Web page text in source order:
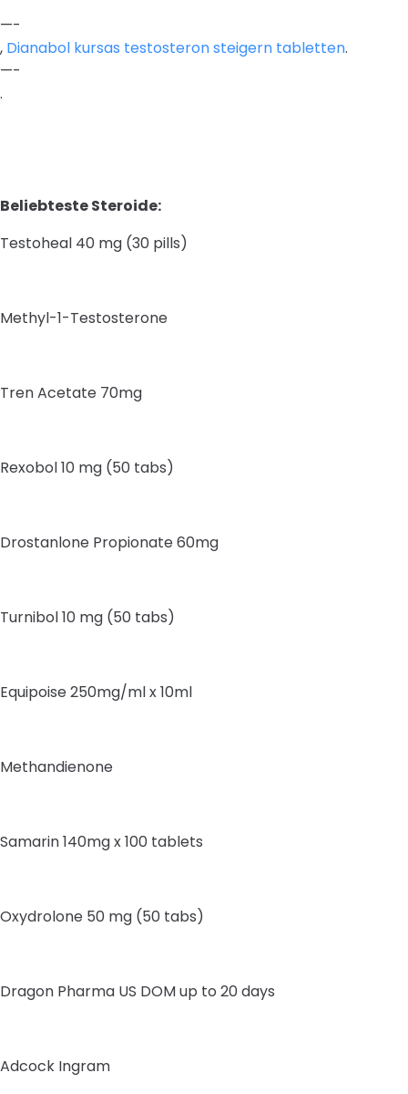
—-
, Dianabol kursas testosteron steigern tabletten.
—-
.
Beliebteste Steroide:
Testoheal 40 mg (30 pills)
Methyl-1-Testosterone
Tren Acetate 70mg
Rexobol 10 mg (50 tabs)
Drostanlone Propionate 60mg
Turnibol 10 mg (50 tabs)
Equipoise 250mg/ml x 10ml
Methandienone
Samarin 140mg x 100 tablets
Oxydrolone 50 mg (50 tabs)
Dragon Pharma US DOM up to 20 days
Adcock Ingram